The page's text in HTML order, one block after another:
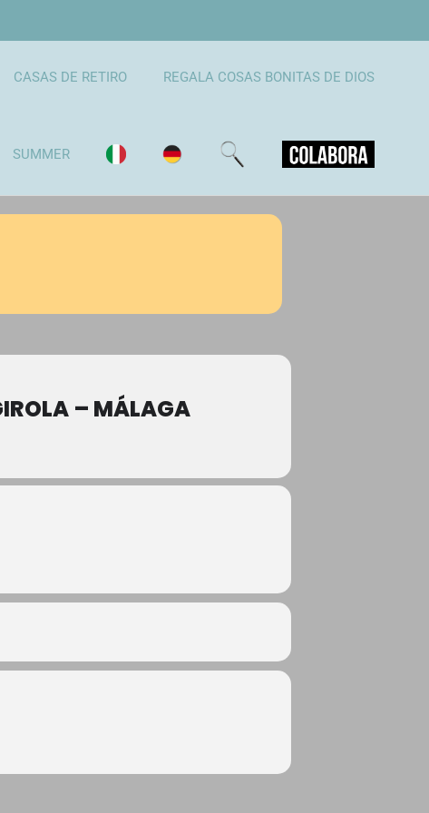
CASAS DE RETIRO REGALA COSAS BONITAS DE DIOS
SUMMER
– MÁLAGA